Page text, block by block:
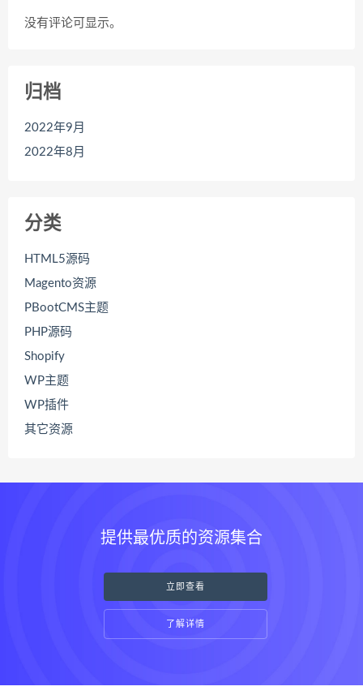
没有评论可显示。
归档
2022年9月
2022年8月
分类
HTML5源码
Magento资源
PBootCMS主题
PHP源码
Shopify
WP主题
WP插件
其它资源
提供最优质的资源集合
立即查看
了解详情